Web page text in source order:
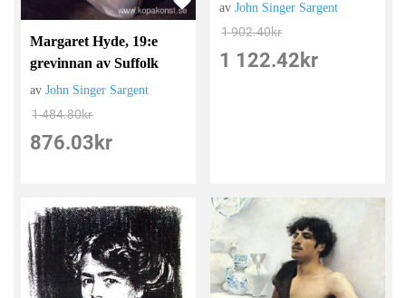
Margaret Hyde, 19:e
grevinnan av Suffolk
avJohn Singer Sargent
1 484.80kr
876.03 kr
avJohn Singer Sargent
1 902.40kr
1 122.42 kr